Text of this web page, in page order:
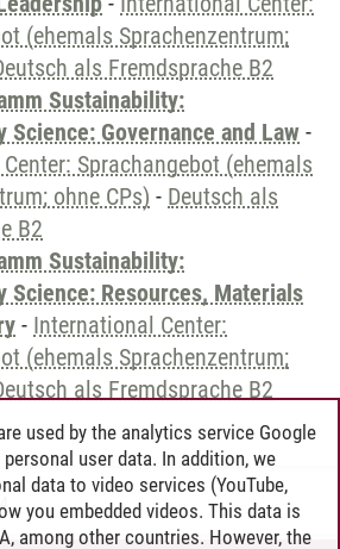
(ehemals Sprachenzentrum;
als Fremdsprache B2
Sustainability:
Science: Governance and Law -
Sprachangebot (ehemals
ohne CPs) - Deutsch als
B2
Sustainability:
Science: Resources, Materials
- International Center:
(ehemals Sprachenzentrum;
als Fremdsprache B2
used by the analytics service Google
user data. In addition, we
data to video services (YouTube,
you embedded videos. This data is
among other countries. However, the